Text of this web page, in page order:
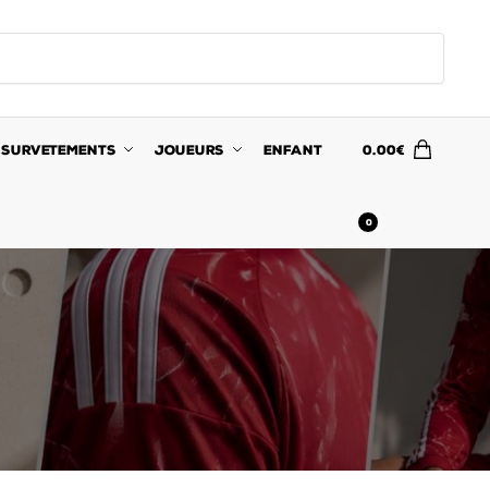
SURVETEMENTS JOUEURS ENFANT 0.00€
0